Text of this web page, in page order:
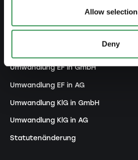
Allow selection
Deny
ANPASSEN
Handelsregistereintrag ändern
Umwandlung EF in GmbH
Umwandlung EF in AG
Umwandlung KlG in GmbH
Umwandlung KlG in AG
Statutenänderung